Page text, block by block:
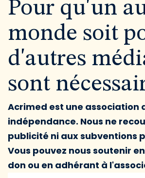
Pour qu'un
monde soit
d'autres
sont
Acrimed est une association
indépendance. Nous ne
publicité ni aux subventions
Vous pouvez nous soutenir
don ou en adhérant à